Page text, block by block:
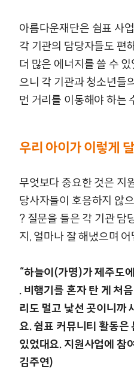
아름다운재단은 쉼표 사
각 기관의 담당자들도 편
더 많은 에너지를 쓸 수
으니 각 기관과 청소년들
먼 거리를 이동해야 하는
우리 아이가 이렇게
무엇보다 중요한 것은 지
당사자들이 호응하지 않
? 질문을 들은 각 기관 담
지, 얼마나 잘 해냈으며
“하늘이(가명)가 제주도
. 비행기를 혼자 탄 게 처
리도 멀고 낯선 곳이니까
요. 쉼표 커뮤니티 활동은
있었대요. 지원사업에 참
김주연)